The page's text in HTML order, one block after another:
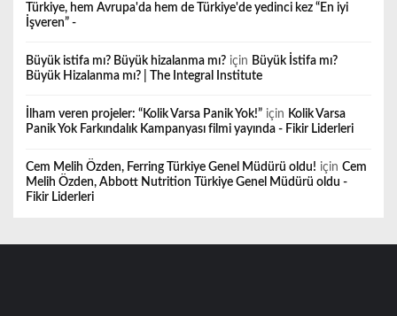
Türkiye, hem Avrupa'da hem de Türkiye'de yedinci kez “En iyi
İşveren” -
Büyük istifa mı? Büyük hizalanma mı? için Büyük İstifa mı?
Büyük Hizalanma mı? | The Integral Institute
İlham veren projeler: “Kolik Varsa Panik Yok!” için Kolik Varsa
Panik Yok Farkındalık Kampanyası filmi yayında - Fikir Liderleri
Cem Melih Özden, Ferring Türkiye Genel Müdürü oldu! için Cem
Melih Özden, Abbott Nutrition Türkiye Genel Müdürü oldu -
Fikir Liderleri